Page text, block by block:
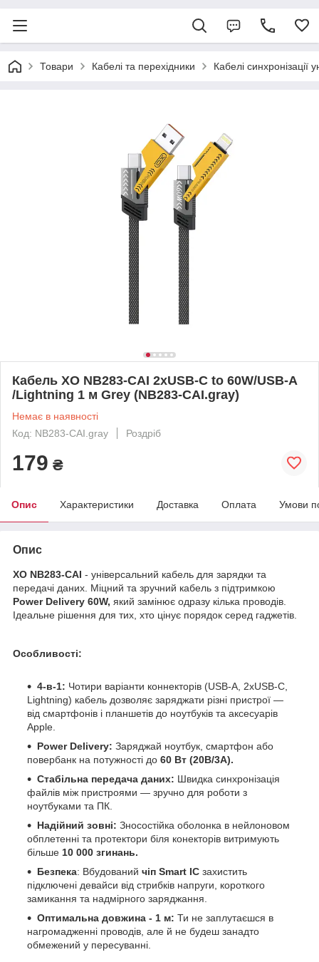
Товари Кабелі та перехідники Кабелі синхронізації
Кабель ХО NB283-CAI 2хUSB-C to 60W/USB-А
/Lightning 1 м Grey (NB283-CAI.gray)
Немає в наявності
Код: NB283-CAI.gray
Роздріб
179 ₴
Опис Характеристики Доставка Оплата Умови
Опис
ХО NB283-CAI - універсальний кабель для зарядки та
передачі даних. Міцний та зручний кабель з підтримкою
Power Delivery 60W, який замінює одразу кілька проводів.
Ідеальне рішення для тих, хто цінує порядок серед гаджетів.
Особливості:
4-в-1: Чотири варіанти коннекторів (USB-A, 2хUSB-C,
Lightning) кабель дозволяє заряджати різні пристрої —
від смартфонів і планшетів до ноутбуків та аксесуарів
Apple.
Power Delivery: Заряджай ноутбук, смартфон або
повербанк на потужності до 60 Вт (20В/3А).
Стабільна передача даних: Швидка синхронізація
файлів між пристроями — зручно для роботи з
ноутбуками та ПК.
Надійний зовні: Зносостійка оболонка в нейлоновом
обплетенні та протектори біля конекторів витримують
більше 10 000 згинань.
Безпека: Вбудований чіп Smart IC захистить
підключені девайси від стрибків напруги, короткого
замикання та надмірного заряджання.
Оптимальна довжина - 1 м: Ти не заплутаєшся в
нагромадженні проводів, але й не будеш занадто
обмежений у пересуванні.